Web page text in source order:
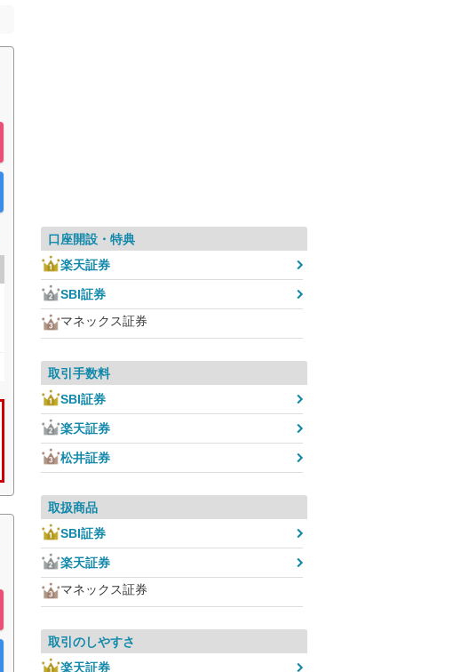
口座開設・特典
楽天証券
SBI証券
マネックス証券
取引手数料
SBI証券
楽天証券
松井証券
取扱商品
SBI証券
楽天証券
マネックス証券
取引のしやすさ
楽天証券